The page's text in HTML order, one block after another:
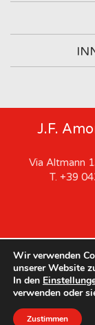
J.F.
Via Altmann
T. +39
©2019J.F.
Cookie .
Unsere
Wir verwenden
unserer Website
In den
verwenden oder
Zustimmen